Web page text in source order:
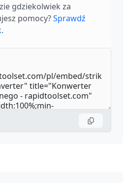
gdziekolwiek za
pomocy?Sprawdź
.